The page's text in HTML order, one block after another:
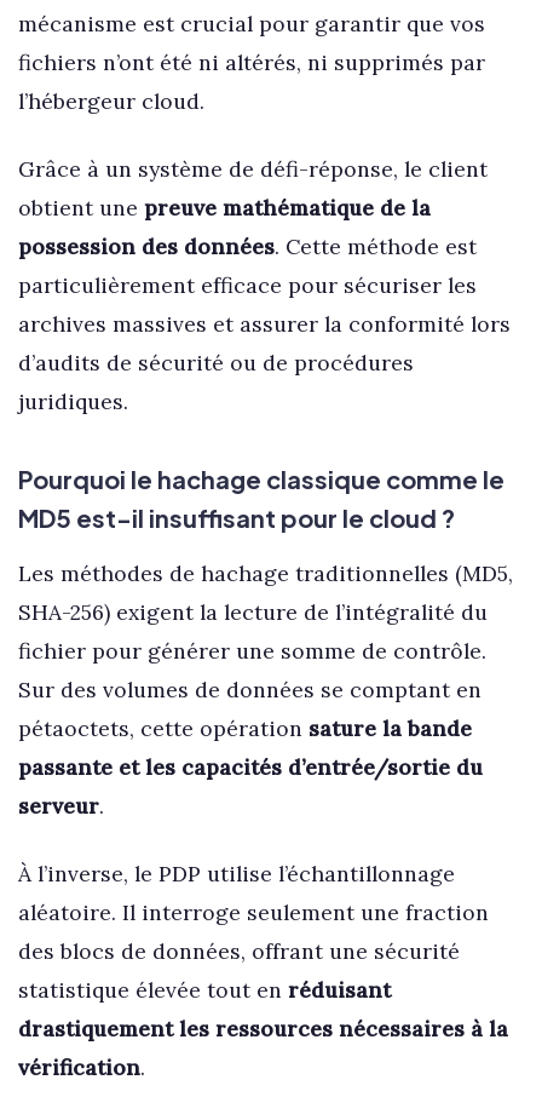
mécanisme est crucial pour garantir que vos
fichiers n’ont été ni altérés, ni supprimés par
l’hébergeur cloud.
Grâce à un système de défi-réponse, le client
obtient une preuve mathématique de la
possession des données. Cette méthode est
particulièrement efficace pour sécuriser les
archives massives et assurer la conformité lors
d’audits de sécurité ou de procédures
juridiques.
Pourquoi le hachage classique comme le
MD5 est-il insuffisant pour le cloud ?
Les méthodes de hachage traditionnelles (MD5,
SHA-256) exigent la lecture de l’intégralité du
fichier pour générer une somme de contrôle.
Sur des volumes de données se comptant en
pétaoctets, cette opération sature la bande
passante et les capacités d’entrée/sortie du
serveur.
À l’inverse, le PDP utilise l’échantillonnage
aléatoire. Il interroge seulement une fraction
des blocs de données, offrant une sécurité
statistique élevée tout en réduisant
drastiquement les ressources nécessaires à la
vérification.